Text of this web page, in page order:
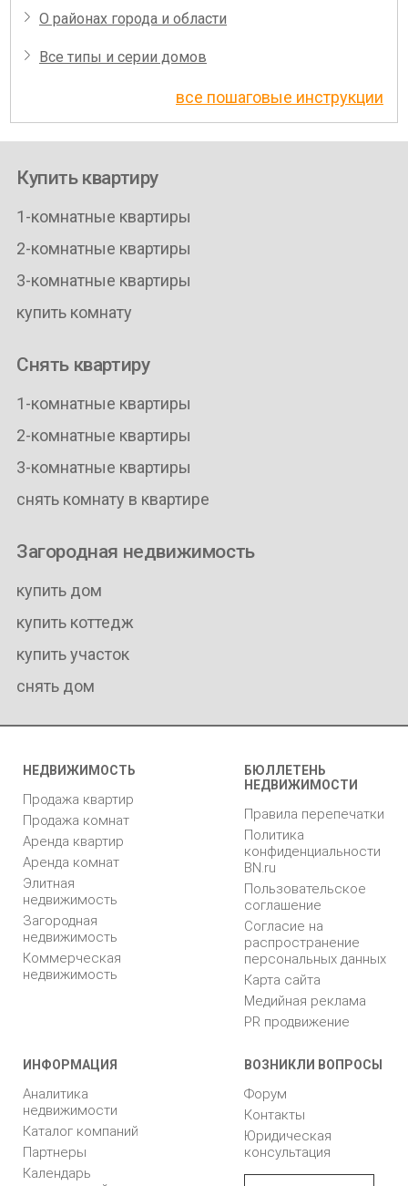
О районах города и области
Все типы и серии домов
все пошаговые инструкции
Купить квартиру
1-комнатные квартиры
2-комнатные квартиры
3-комнатные квартиры
купить комнату
Снять квартиру
1-комнатные квартиры
2-комнатные квартиры
3-комнатные квартиры
снять комнату в квартире
Загородная недвижимость
купить дом
купить коттедж
купить участок
снять дом
НЕДВИЖИМОСТЬ
Продажа квартир
Продажа комнат
Аренда квартир
Аренда комнат
Элитная
недвижимость
Загородная
недвижимость
Коммерческая
недвижимость
БЮЛЛЕТЕНЬ
НЕДВИЖИМОСТИ
Правила перепечатки
Политика
конфиденциальности
BN.ru
Пользовательское
соглашение
Согласие на
распространение
персональных данных
Карта сайта
Медийная реклама
PR продвижение
ИНФОРМАЦИЯ
Аналитика
недвижимости
Каталог компаний
Партнеры
Календарь
ВОЗНИКЛИ ВОПРОСЫ
Форум
Контакты
Юридическая
консультация